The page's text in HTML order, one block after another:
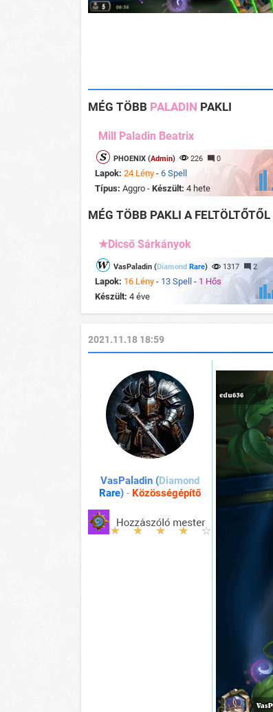
MÉG TÖBB PALADIN PAKLI
Mill Paladin Beatrix
PHOENIX (Admin) 226 0
Lapok: 24 Lény - 6 Spell
Típus: Aggro - Készült: 4 hete
MÉG TÖBB PAKLI A FELTÖLTŐTŐL
★Dicső Sárkányok
VasPaladin (Diamond Rare) 1317 2
Lapok: 16 Lény - 13 Spell - 1 Hős
Készült: 4 éve
2021.11.18 18:59
VasPaladin (Diamond
Rare) - Közösségépítő